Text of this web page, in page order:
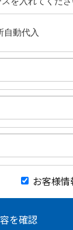
自動代入
お客様情
を確認